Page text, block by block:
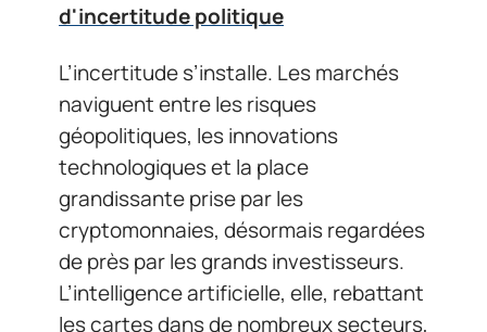
d'incertitude politique
L’incertitude s’installe. Les marchés
naviguent entre les risques
géopolitiques, les innovations
technologiques et la place
grandissante prise par les
cryptomonnaies, désormais regardées
de près par les grands investisseurs.
L’intelligence artificielle, elle, rebattant
les cartes dans de nombreux secteurs,